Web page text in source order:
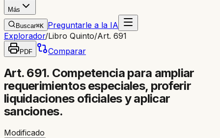
Más
Buscar⌘K Preguntarle a la IA
Explorador/Libro Quinto/Art. 691
PDF Comparar
Art. 691. Competencia para ampliar
requerimientos especiales, proferir
liquidaciones oficiales y aplicar
sanciones.
Modificado